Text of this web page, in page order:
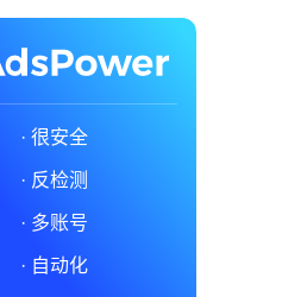
· 很安全
· 反检测
· 多账号
· 自动化